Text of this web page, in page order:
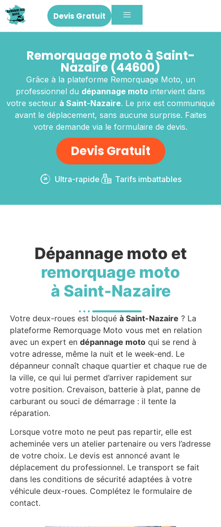
Devis Gratuit
Remorquage moto à Saint-
Nazaire (44600)
Grâce à la plateforme Remorquage Moto, un
professionnel du dépannage moto intervient dans
votre secteur à Saint-Nazaire. Le prix est communiqué
avant le déplacement, sans aucune surprise. Faites
votre demande via le formulaire de devis.
Devis Gratuit
Ultra-rapide Tarifs imbattables
Dépannage moto et
remorquage moto
à Saint-Nazaire
Votre deux-roues est bloqué à Saint-Nazaire ? La
plateforme Remorquage Moto vous met en relation
avec un expert en dépannage moto qui se rend à
votre adresse, même la nuit et le week-end. Le
dépanneur connaît chaque quartier et chaque rue de
la ville, ce qui lui permet d’arriver rapidement sur
votre position. Crevaison, batterie à plat, panne de
carburant ou souci de démarrage : il tente la
réparation.
Lorsque votre moto ne peut pas repartir, elle est
acheminée vers un atelier partenaire ou vers l’adresse
de votre choix. Le devis est annoncé avant le
déplacement du professionnel. Le transport se fait
dans les conditions de sécurité adaptées à votre
véhicule deux-roues. Complétez le formulaire de
contact.